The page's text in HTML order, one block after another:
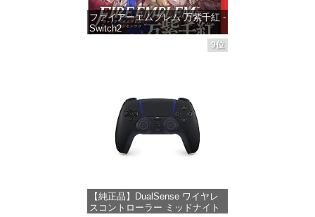
ファイアーエムブレム 万紫千紅 -
Switch2
価格：¥8,979
9位
【純正品】DualSense ワイヤレ
スコントローラー ミッドナイト